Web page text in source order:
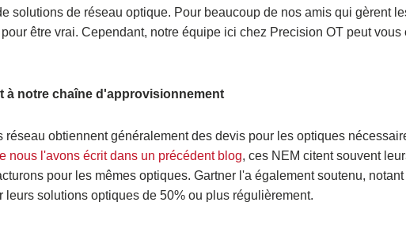
solutions de réseau optique. Pour beaucoup de nos amis qui gèrent
être vrai. Cependant, notre équipe ici chez Precision OT peut vous
à notre chaîne d'approvisionnement
obtiennent généralement des devis pour les optiques
nous l'avons écrit dans un précédent blog, ces NEM citent souvent
pour les mêmes optiques. Gartner l'a également soutenu,
solutions optiques de 50% ou plus régulièrement.